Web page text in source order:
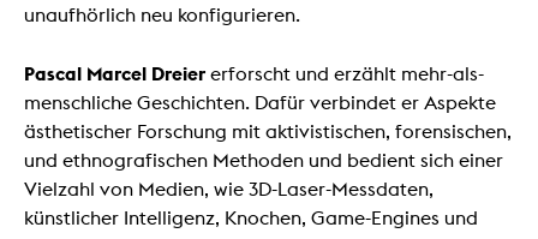
unaufhörlich neu konfigurieren.
Pascal Marcel Dreier erforscht und erzählt mehr-als-
menschliche Geschichten. Dafür verbindet er Aspekte
ästhetischer Forschung mit aktivistischen, forensischen,
und ethnografischen Methoden und bedient sich einer
Vielzahl von Medien, wie 3D-Laser-Messdaten,
künstlicher Intelligenz, Knochen, Game-Engines und